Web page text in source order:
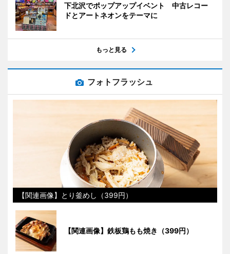
下北沢でポップアップイベント 中古レコー
ドとアートネオンをテーマに
もっと見る
フォトフラッシュ
【関連画像】とり釜めし（399円）
【関連画像】鉄板鶏もも焼き（399円）